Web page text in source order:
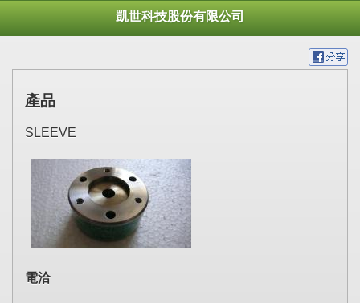
凱世科技股份有限公司
產品
SLEEVE
電洽